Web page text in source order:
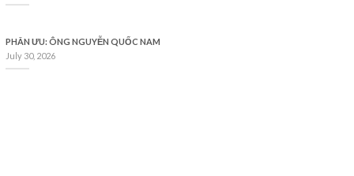
PHÂN ƯU: ÔNG NGUYỄN QUỐC NAM
July 30, 2026